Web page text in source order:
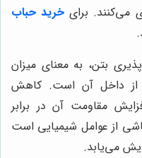
می‌کنند. برای خرید حباب
بتن، به معنای میزان
از داخل آن است. کاهش
مقاومت آن در برابر
از عوامل شیمیایی است
می‌یابد.